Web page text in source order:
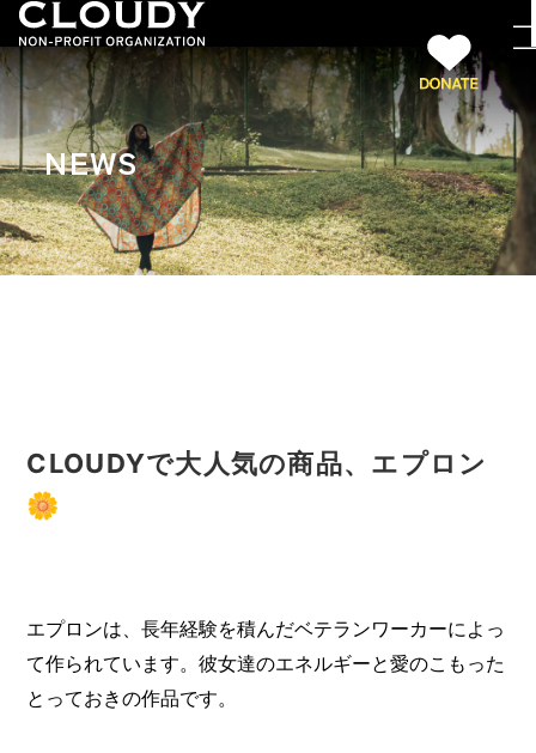
NEWS
CLOUDYで大人気の商品、エプロン
🌼
エプロンは、長年経験を積んだベテランワーカーによっ
て作られています。彼女達のエネルギーと愛のこもった
とっておきの作品です。